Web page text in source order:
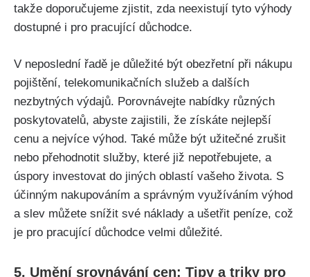
takže doporučujeme zjistit, zda neexistují tyto výhody
dostupné i pro pracující důchodce.
V neposlední řadě je důležité být obezřetní při nákupu
pojištění, telekomunikačních služeb a dalších
nezbytných výdajů. Porovnávejte nabídky různých
poskytovatelů, abyste zajistili, že získáte nejlepší
cenu a nejvíce výhod. Také může být užitečné zrušit
nebo přehodnotit služby, které již nepotřebujete, a
úspory investovat do jiných oblastí vašeho života. S
účinným nakupováním a správným využíváním výhod
a slev můžete snížit své náklady a ušetřit peníze, což
je pro pracující důchodce velmi důležité.
5. Umění srovnávání cen: Tipy a triky pro